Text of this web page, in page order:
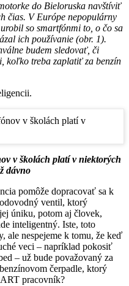
do Bieloruska navštíviť
čias. V Európe nepopulárny
so smartfónmi to, o čo sa
ich používanie (obr. 1).
budem sledovať, či
koľko treba zaplatiť za benzín
v školách platí v niektorých
dávno
pomôže dopracovať sa k
ventil, ktorý
úniku, potom aj človek,
inteligentný. Iste, toto
ale nespejeme k tomu, že keď
veci – napríklad pokosiť
– už bude považovaný za
čerpadle, ktorý
pracovník?